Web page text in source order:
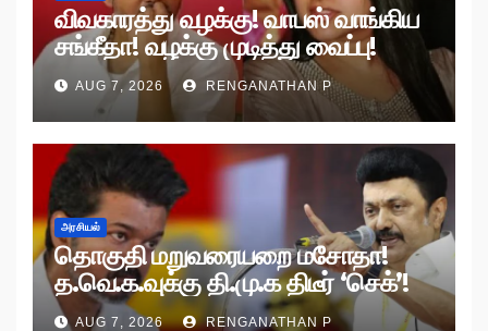
விவகாரத்து வழக்கு! வாபஸ் வாங்கிய
சங்கீதா! வழக்கு முடித்து வைப்பு!
AUG 7, 2026 RENGANATHAN P
அரசியல்
தொகுதி மறுவரையறை மசோதா!
த.வெ.க.வுக்கு தி.மு.க திடீர் ‘செக்’!
AUG 7, 2026 RENGANATHAN P